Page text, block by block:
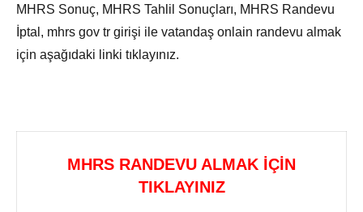
MHRS Sonuç, MHRS Tahlil Sonuçları, MHRS Randevu
İptal, mhrs gov tr girişi ile vatandaş onlain randevu almak
için aşağıdaki linki tıklayınız.
MHRS RANDEVU ALMAK İÇİN
TIKLAYINIZ